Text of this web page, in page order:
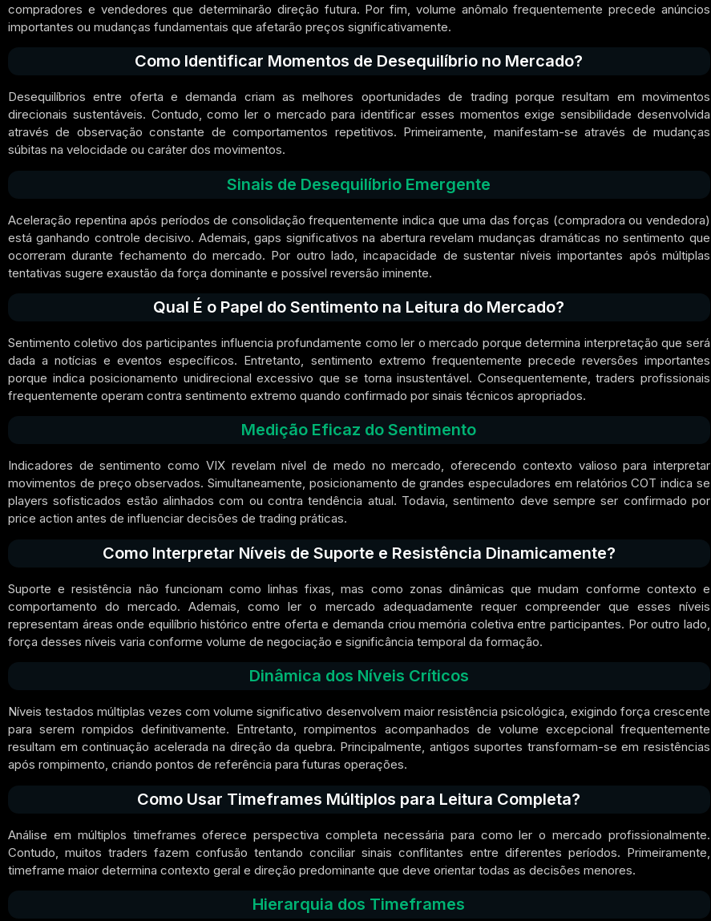
compradores e vendedores que determinarão direção futura. Por fim, volume anômalo frequentemente precede anúncios
importantes ou mudanças fundamentais que afetarão preços significativamente.
Como Identificar Momentos de Desequilíbrio no Mercado?
Desequilíbrios entre oferta e demanda criam as melhores oportunidades de trading porque resultam em movimentos
direcionais sustentáveis. Contudo, como ler o mercado para identificar esses momentos exige sensibilidade desenvolvida
através de observação constante de comportamentos repetitivos. Primeiramente, manifestam-se através de mudanças
súbitas na velocidade ou caráter dos movimentos.
Sinais de Desequilíbrio Emergente
Aceleração repentina após períodos de consolidação frequentemente indica que uma das forças (compradora ou vendedora)
está ganhando controle decisivo. Ademais, gaps significativos na abertura revelam mudanças dramáticas no sentimento que
ocorreram durante fechamento do mercado. Por outro lado, incapacidade de sustentar níveis importantes após múltiplas
tentativas sugere exaustão da força dominante e possível reversão iminente.
Qual É o Papel do Sentimento na Leitura do Mercado?
Sentimento coletivo dos participantes influencia profundamente como ler o mercado porque determina interpretação que será
dada a notícias e eventos específicos. Entretanto, sentimento extremo frequentemente precede reversões importantes
porque indica posicionamento unidirecional excessivo que se torna insustentável. Consequentemente, traders profissionais
frequentemente operam contra sentimento extremo quando confirmado por sinais técnicos apropriados.
Medição Eficaz do Sentimento
Indicadores de sentimento como VIX revelam nível de medo no mercado, oferecendo contexto valioso para interpretar
movimentos de preço observados. Simultaneamente, posicionamento de grandes especuladores em relatórios COT indica se
players sofisticados estão alinhados com ou contra tendência atual. Todavia, sentimento deve sempre ser confirmado por
price action antes de influenciar decisões de trading práticas.
Como Interpretar Níveis de Suporte e Resistência Dinamicamente?
Suporte e resistência não funcionam como linhas fixas, mas como zonas dinâmicas que mudam conforme contexto e
comportamento do mercado. Ademais, como ler o mercado adequadamente requer compreender que esses níveis
representam áreas onde equilíbrio histórico entre oferta e demanda criou memória coletiva entre participantes. Por outro lado,
força desses níveis varia conforme volume de negociação e significância temporal da formação.
Dinâmica dos Níveis Críticos
Níveis testados múltiplas vezes com volume significativo desenvolvem maior resistência psicológica, exigindo força crescente
para serem rompidos definitivamente. Entretanto, rompimentos acompanhados de volume excepcional frequentemente
resultam em continuação acelerada na direção da quebra. Principalmente, antigos suportes transformam-se em resistências
após rompimento, criando pontos de referência para futuras operações.
Como Usar Timeframes Múltiplos para Leitura Completa?
Análise em múltiplos timeframes oferece perspectiva completa necessária para como ler o mercado profissionalmente.
Contudo, muitos traders fazem confusão tentando conciliar sinais conflitantes entre diferentes períodos. Primeiramente,
timeframe maior determina contexto geral e direção predominante que deve orientar todas as decisões menores.
Hierarquia dos Timeframes